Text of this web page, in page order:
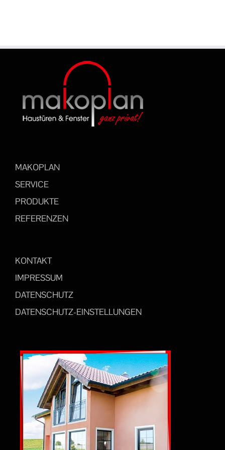
MAKOPLAN
SERVICE
PRODUKTE
REFERENZEN
KONTAKT
IMPRESSUM
DATENSCHUTZ
DATENSCHUTZ-EINSTELLUNGEN